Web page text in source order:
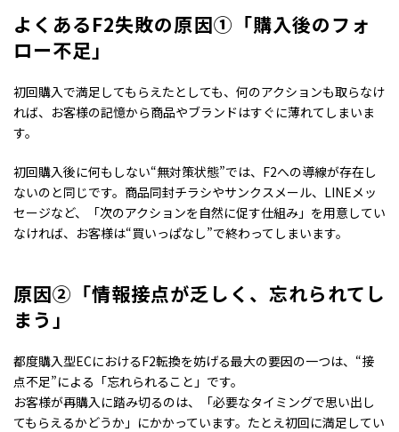
よくあるF2失敗の原因①「購入後のフォ
ロー不足」
初回購入で満足してもらえたとしても、何のアクションも取らなけ
れば、お客様の記憶から商品やブランドはすぐに薄れてしまいま
す。
初回購入後に何もしない“無対策状態”では、F2への導線が存在し
ないのと同じです。商品同封チラシやサンクスメール、LINEメッ
セージなど、「次のアクションを自然に促す仕組み」を用意してい
なければ、お客様は“買いっぱなし”で終わってしまいます。
原因②「情報接点が乏しく 、 忘れられてし
まう」
都度購入型ECにおけるF2転換を妨げる最大の要因の一つは、“接
点不足”による「忘れられること」です。
お客様が再購入に踏み切るのは、「必要なタイミングで思い出し
てもらえるかどうか」にかかっています。たとえ初回に満足してい